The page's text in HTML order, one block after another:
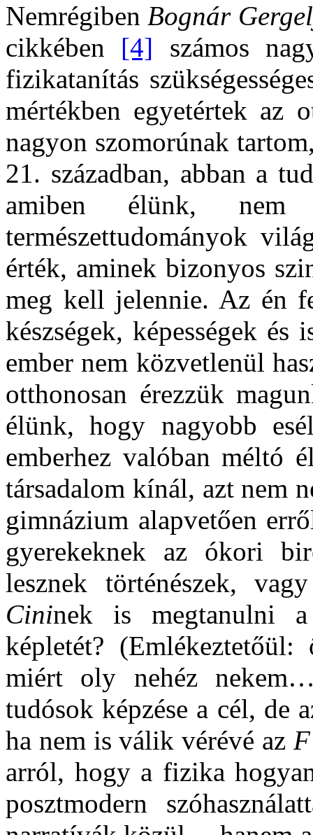
Nemrégiben Bognár
cikkében [4] számos
fizikatanítás
mértékben egyetértek az
nagyon szomorúnak
21. században, abban a
amiben élünk,
természettudományok
érték, aminek bizonyos
meg kell jelennie. Az én
készségek, képességek és
ember nem közvetlenül
otthonosan érezzük
élünk, hogy nagyobb
emberhez valóban méltó
társadalom kínál, azt nem
gimnázium alapvetően
gyerekeknek az ókori
lesznek történészek,
Cininek is megtanulni a
képletét?
miért oly nehéz
tudósok képzése a cél, de
ha nem is válik vérévé az F
arról, hogy a fizika
posztmodern